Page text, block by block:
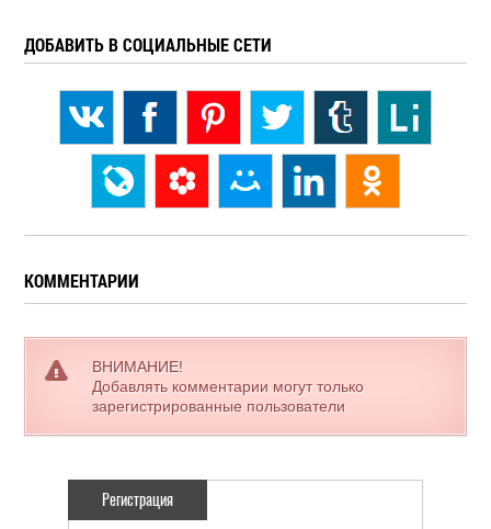
ДОБАВИТЬ В СОЦИАЛЬНЫЕ СЕТИ
КОММЕНТАРИИ
ВНИМАНИЕ!
Добавлять комментарии могут только
зарегистрированные пользователи
Регистрация